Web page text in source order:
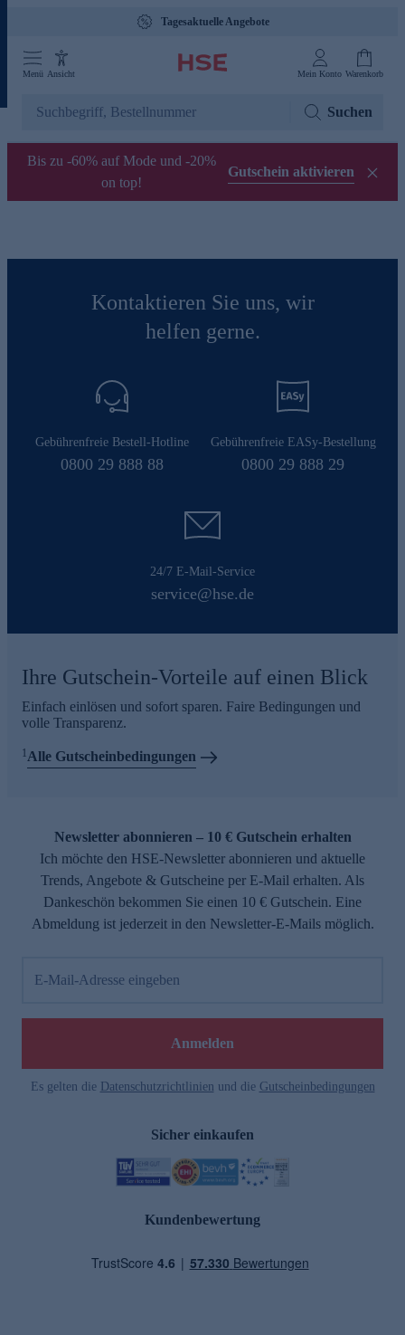
Tagesaktuelle Angebote
Menü Ansicht Mein Konto Warenkorb
Suchen
Bis zu -60% auf Mode und -20%
on top!
Gutschein aktivieren
Kontaktieren Sie uns, wir
helfen gerne.
Gebührenfreie Bestell-Hotline
0800 29 888 88
Gebührenfreie EASy-Bestellung
0800 29 888 29
24/7 E-Mail-Service
service@hse.de
Ihre Gutschein-Vorteile auf einen Blick
Einfach einlösen und sofort sparen. Faire Bedingungen und
volle Transparenz.
1Alle Gutscheinbedingungen
Newsletter abonnieren – 10 € Gutschein erhalten
Ich möchte den HSE-Newsletter abonnieren und aktuelle
Trends, Angebote & Gutscheine per E-Mail erhalten. Als
Dankeschön bekommen Sie einen 10 € Gutschein. Eine
Abmeldung ist jederzeit in den Newsletter-E-Mails möglich.
E-Mail-Adresse eingeben
Anmelden
Es gelten die Datenschutzrichtlinien und die Gutscheinbedingungen
Sicher einkaufen
Kundenbewertung